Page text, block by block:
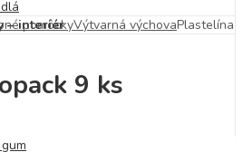
– interiér
pomôckyVýtvarná výchovaPlastelína
9 ks